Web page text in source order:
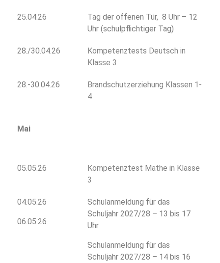
25.04.26
Tag der offenen Tür, 8 Uhr – 12
Uhr (schulpflichtiger Tag)
28./30.04.26
Kompetenztests Deutsch in
Klasse 3
28.-30.04.26
Brandschutzerziehung Klassen 1-
4
Mai
05.05.26
Kompetenztest Mathe in Klasse
3
04.05.26
06.05.26
Schulanmeldung für das
Schuljahr 2027/28 – 13 bis 17
Uhr
Schulanmeldung für das
Schuljahr 2027/28 – 14 bis 16